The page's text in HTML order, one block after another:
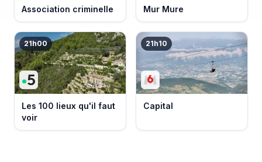
Association criminelle Mur Mure
21h00
Les 100 lieux qu'il faut
voir
21h10
Capital